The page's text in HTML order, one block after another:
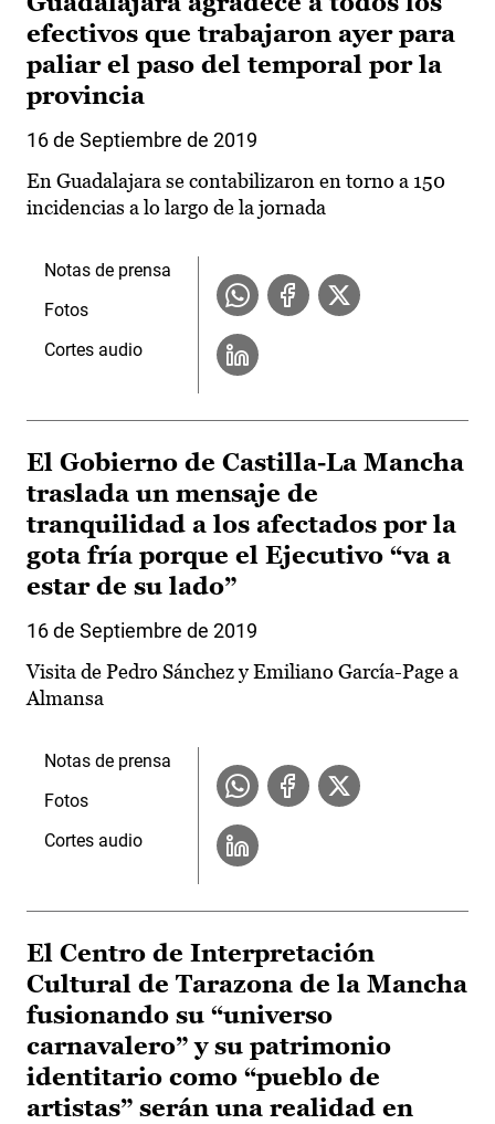
efectivos que trabajaron ayer para
paliar el paso del temporal por la
provincia
16 de Septiembre de 2019
En Guadalajara se contabilizaron en torno a 150
incidencias a lo largo de la jornada
Notas de prensa
Fotos
Cortes audio
El Gobierno de Castilla-La Mancha
traslada un mensaje de
tranquilidad a los afectados por la
gota fría porque el Ejecutivo “va a
estar de su lado”
16 de Septiembre de 2019
Visita de Pedro Sánchez y Emiliano García-Page a
Almansa
Notas de prensa
Fotos
Cortes audio
El Centro de Interpretación
Cultural de Tarazona de la Mancha
fusionando su “universo
carnavalero” y su patrimonio
identitario como “pueblo de
artistas” serán una realidad en